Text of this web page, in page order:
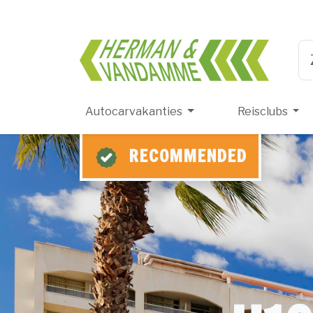
Autocarvakanties
Reisclubs
RECOMMENDED